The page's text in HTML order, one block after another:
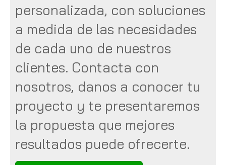
personalizada, con soluciones
a medida de las necesidades
de cada uno de nuestros
clientes. Contacta con
nosotros, danos a conocer tu
proyecto y te presentaremos
la propuesta que mejores
resultados puede ofrecerte.